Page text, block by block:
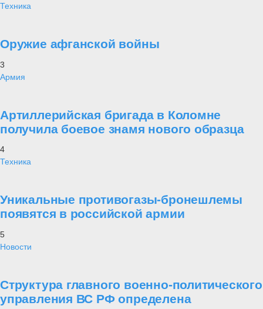
Техника
Оружие афганской войны
3
Армия
Артиллерийская бригада в Коломне
получила боевое знамя нового образца
4
Техника
Уникальные противогазы-бронешлемы
появятся в российской армии
5
Новости
Структура главного военно-политического
управления ВС РФ определена